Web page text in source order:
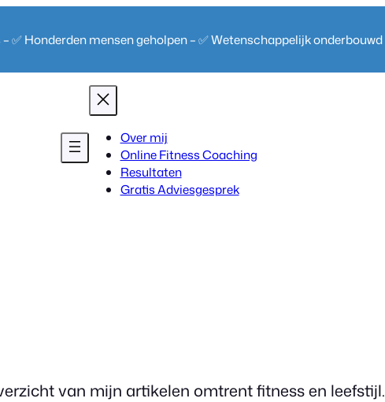
✅ Honderden mensen geholpen – ✅ Wetenschappelijk onderbouwd
Over mij
Online Fitness Coaching
Resultaten
Gratis Adviesgesprek
van mijn artikelen omtrent fitness en leefstijl.